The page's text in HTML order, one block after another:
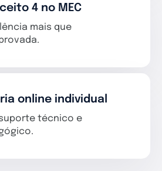
4 no MEC
mais que
online individual
técnico e